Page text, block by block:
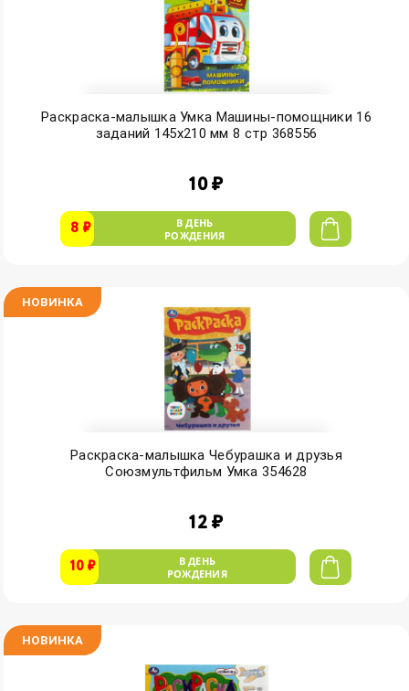
Раскраска-малышка Умка Машины-помощники 16
заданий 145х210 мм 8 стр 368556
10 ₽
8 ₽
В ДЕНЬ
РОЖДЕНИЯ
НОВИНКА
Раскраска-малышка Чебурашка и друзья
Союзмультфильм Умка 354628
12 ₽
10 ₽
В ДЕНЬ
РОЖДЕНИЯ
НОВИНКА